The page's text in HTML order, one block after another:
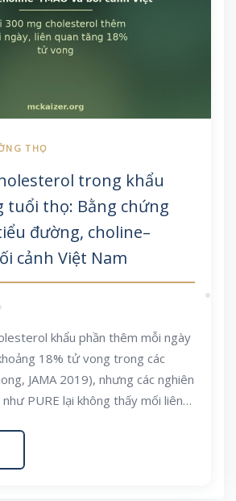
trong khẩu
tuổi thọ: Bằng chứng
đường, choline–
cảnh Việt Nam
khẩu phần thêm mỗi ngày
18% tử vong trong các
JAMA 2019), nhưng các nghiên
PURE lại không thấy mối liên
chứng về trứng, cholesterol
và bối cảnh ăn trứng ở